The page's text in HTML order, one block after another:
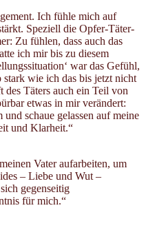
Ich fühle mich auf
Speziell die Opfer-Täter-
Zu fühlen, dass auch das
ich mir bis zu diesem
war das Gefühl,
wie ich das bis jetzt nicht
des Täters auch ein Teil von
etwas in mir verändert:
schaue gelassen auf meine
und Klarheit.“
Vater aufarbeiten, um
– Liebe und Wut –
gegenseitig
für mich.“